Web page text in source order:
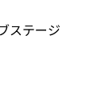
ステージ